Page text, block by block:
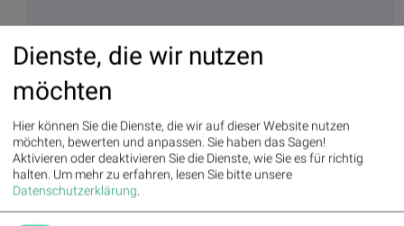
Semperit,EuroTeleSites AG, Flughafen Wien
Immobilien,Marinomed Biotech,Österreichische Post
Adisa ,BTV AG
DO&CO ,CPI Europe AG
Random Partner
Dienste, die wir nutzen
möchten
Hier können Sie die Dienste, die wir auf dieser Website nutzen
möchten, bewerten und anpassen. Sie haben das Sagen!
Aktivieren oder deaktivieren Sie die Dienste, wie Sie es für richtig
halten. Um mehr zu erfahren, lesen Sie bitte unsere
Datenschutzerklärung.